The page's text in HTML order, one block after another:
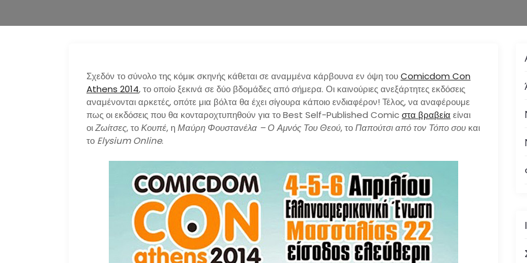
Σχεδόν το σύνολο της κόμικ σκηνής κάθεται σε αναμμένα κάρβουνα εν όψη τουComicdom Con
Athens 2014, το οποίο ξεκινά σε δύο βδομάδες από σήμερα. Οι καινούριες ανεξάρτητες εκδόσεις
αναμένονται αρκετές, οπότε μια βόλτα θα έχει σίγουρα κάποιο ενδιαφέρον! Τέλος, να αναφέρουμε
πως οι εκδόσεις που θα κονταροχτυπηθούν για το Best Self-Published Comicστα βραβεία είναι
οιΖωίτσες, τοΚουπέ, ηΜαύρη Φουστανέλα – Ο Αμνός Του Θεού, τοΠαπούτσι από τον Τόπο σου και
το Elysium Online.